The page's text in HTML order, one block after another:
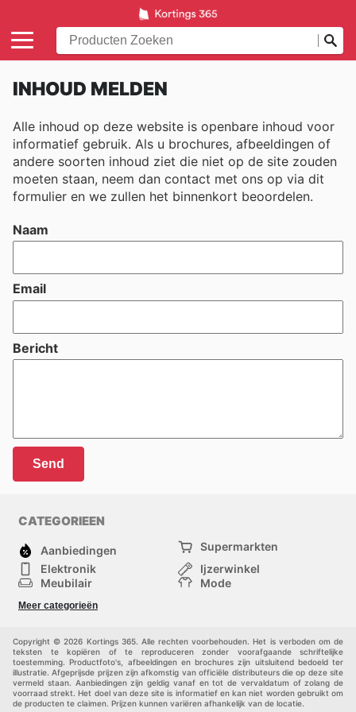
INHOUD MELDEN
Alle inhoud op deze website is openbare inhoud voor
informatief gebruik. Als u brochures, afbeeldingen of
andere soorten inhoud ziet die niet op de site zouden
moeten staan, neem dan contact met ons op via dit
formulier en we zullen het binnenkort beoordelen.
Naam
Email
Bericht
Send
CATEGORIEEN
Aanbiedingen
Supermarkten
Elektronik
Ijzerwinkel
Meubilair
Mode
Schoonheid
Meer categorieën
Copyright © 2026 Kortings 365. Alle rechten voorbehouden. Het is verboden om de
teksten te kopiëren of te reproduceren zonder voorafgaande schriftelijke
toestemming. Productfoto's, afbeeldingen en brochures zijn uitsluitend bedoeld ter
illustratie. Afgeprijsde prijzen zijn afkomstig van officiële distributeurs die op deze site
vermeld staan. Aanbiedingen zijn geldig vanaf en tot de vervaldatum of zolang de
voorraad strekt. Het doel van deze site is informatief en kan niet worden gebruikt om
de producten te claimen. Prijzen kunnen variëren afhankelijk van de locatie.